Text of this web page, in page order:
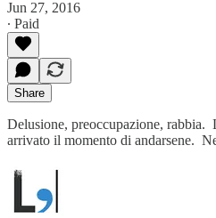
Jun 27, 2016
∙ Paid
Share
Delusione, preoccupazione, rabbia.
arrivato il momento di andarsene.